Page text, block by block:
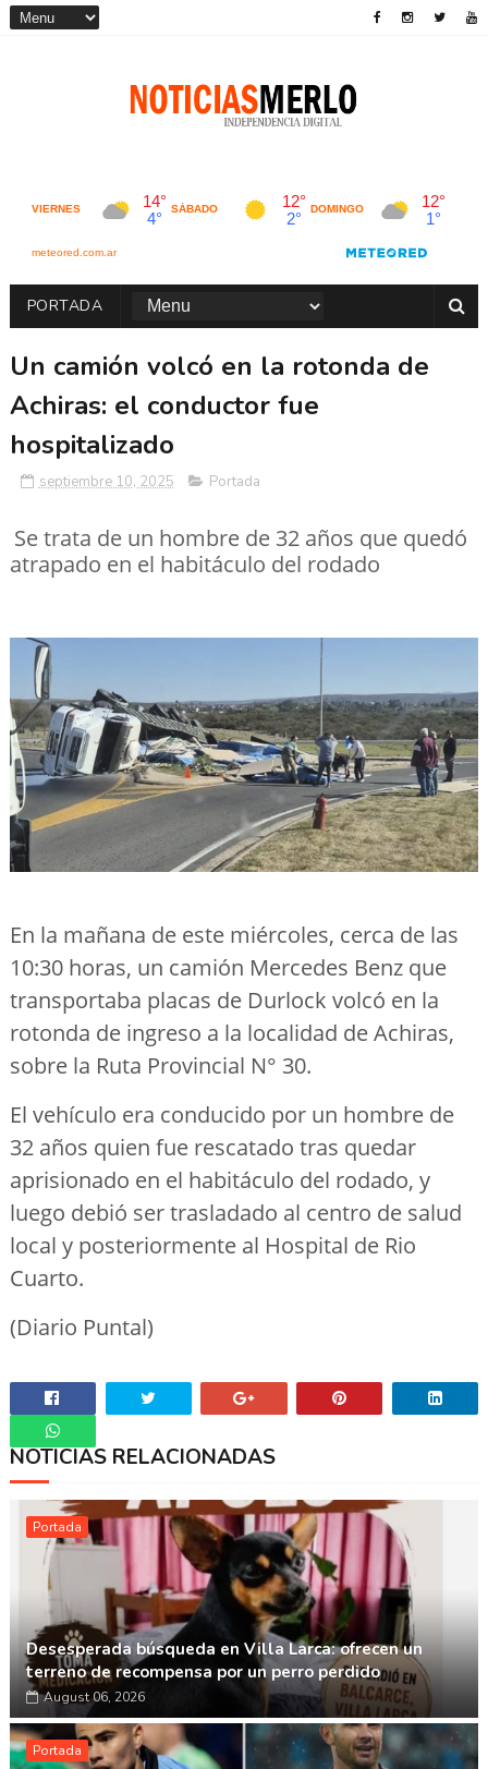
PORTADA
Un camión volcó en la rotonda de
Achiras: el conductor fue
hospitalizado
septiembre 10, 2025 Portada
Se trata de un hombre de 32 años que quedó
atrapado en el habitáculo del rodado
En la mañana de este miércoles, cerca de las
10:30 horas, un camión Mercedes Benz que
transportaba placas de Durlock volcó en la
rotonda de ingreso a la localidad de Achiras,
sobre la Ruta Provincial N° 30.
El vehículo era conducido por un hombre de
32 años quien fue rescatado tras quedar
aprisionado en el habitáculo del rodado, y
luego debió ser trasladado al centro de salud
local y posteriormente al Hospital de Rio
Cuarto.
(Diario Puntal)
Whatsapp
NOTICIAS RELACIONADAS
Portada
Desesperada búsqueda en Villa Larca: ofrecen un
terreno de recompensa por un perro perdido
August 06, 2026
Portada